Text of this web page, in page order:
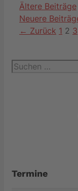
Ältere Beiträge
Neuere
← Zurück Seite
1 Seite
2 3
Suchen
nach:
Termine